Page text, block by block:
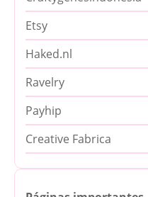
Etsy
Haked.nl
Ravelry
Payhip
Creative Fabrica